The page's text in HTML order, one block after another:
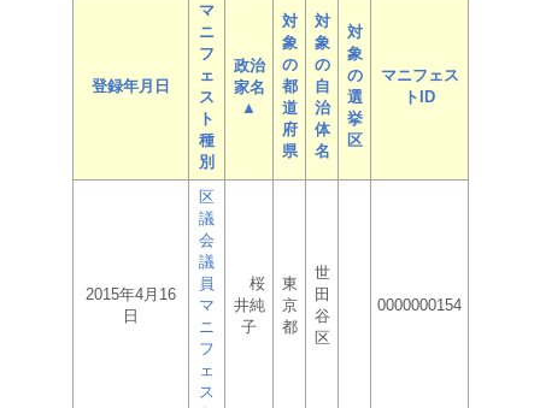
登録年月日
マ
ニ
フ
ェ
ス
ト
種
別
政治
家名
▲
対
象
の
都
道
府
県
対
象
の
自
治
体
名
対
象
の
選
挙
区
マニフェス
トID
2015年4月16
日
区
議
会
議
員
マ
ニ
フ
ェ
ス
桜
井純
子
東
京
都
世
田
谷
区
0000000154